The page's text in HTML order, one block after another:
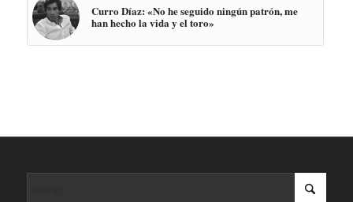
Curro Díaz: «No he seguido ningún patrón, me
han hecho la vida y el toro»